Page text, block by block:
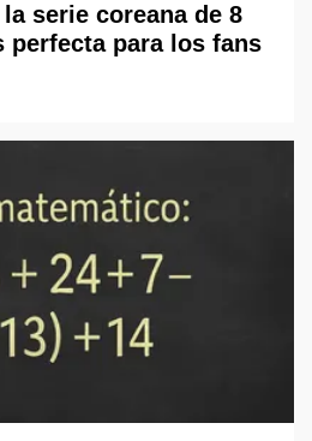
serie coreana de 8
perfecta para los fans